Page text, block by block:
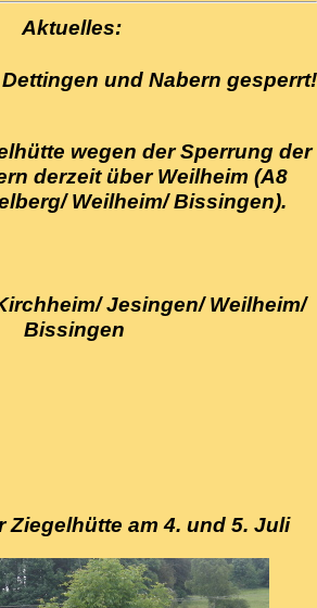
Aktuelles:
und Nabern gesperrt!
wegen der Sperrung der
derzeit über Weilheim (A8
Weilheim/ Bissingen).
Jesingen/ Weilheim/
Bissingen
Ziegelhütte am 4. und 5. Juli